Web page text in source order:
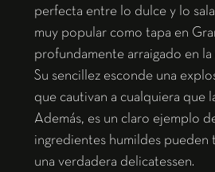
perfecta entre lo dulce y lo
muy popular como tapa en
profundamente arraigado en la
Su sencillez esconde una
que cautivan a cualquiera que
Además, es un claro ejemplo
ingredientes humildes pueden
una verdadera delicatessen.